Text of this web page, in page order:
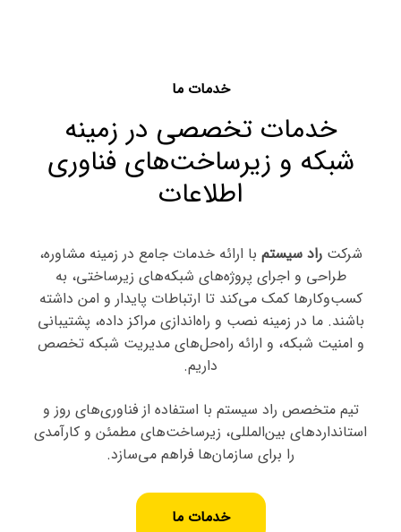
خدمات ما
خدمات تخصصی در زمینه
شبکه و زیرساخت‌های فناوری
اطلاعات
شرکتراد سیستم با ارائه خدمات جامع در زمینه مشاوره،
طراحی و اجرای پروژه‌های شبکه‌های زیرساختی، به
کسب‌وکارها کمک می‌کند تا ارتباطات پایدار و امن داشته
باشند. ما در زمینه نصب و راه‌اندازی مراکز داده، پشتیبانی
و امنیت شبکه، و ارائه راه‌حل‌های مدیریت شبکه تخصص
داریم.
تیم متخصص راد سیستم با استفاده از فناوری‌های روز و
استانداردهای بین‌المللی، زیرساخت‌های مطمئن و کارآمدی
را برای سازمان‌ها فراهم می‌سازد.
خدمات ما